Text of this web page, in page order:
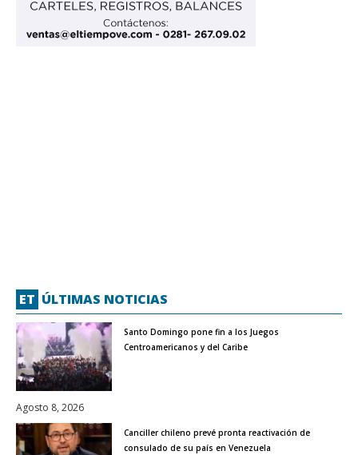
ET ÚLTIMAS NOTICIAS
Santo Domingo pone fin a los Juegos
Centroamericanos y del Caribe
Agosto 8, 2026
Canciller chileno prevé pronta reactivación de
consulado de su país en Venezuela